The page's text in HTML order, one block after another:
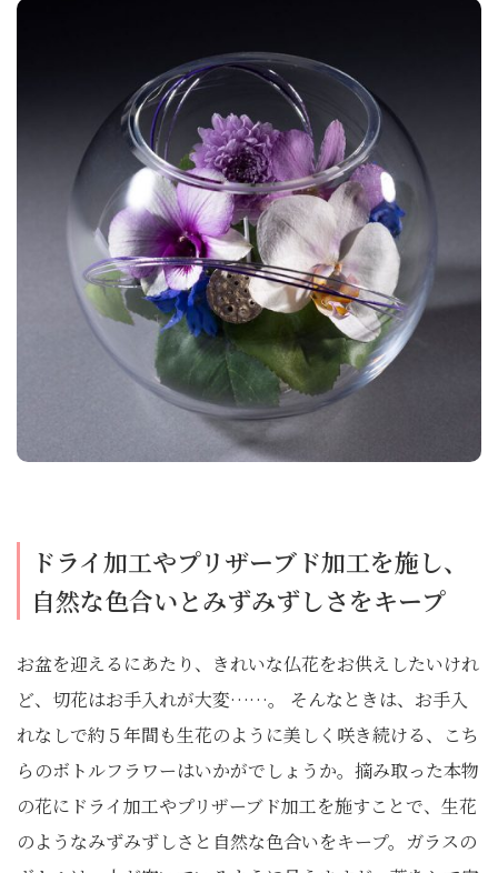
ドライ加工やプリザーブド加工を施し、
自然な色合いとみずみずしさをキープ
お盆を迎えるにあたり、きれいな仏花をお供えしたいけれ
ど、切花はお手入れが大変……。 そんなときは、お手入
れなしで約５年間も生花のように美しく咲き続ける、こち
らのボトルフラワーはいかがでしょうか。摘み取った本物
の花にドライ加工やプリザーブド加工を施すことで、生花
のようなみずみずしさと自然な色合いをキープ。ガラスの